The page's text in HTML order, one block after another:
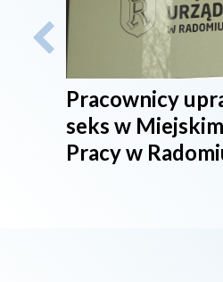
Pracownicy
seks w
Pracy w